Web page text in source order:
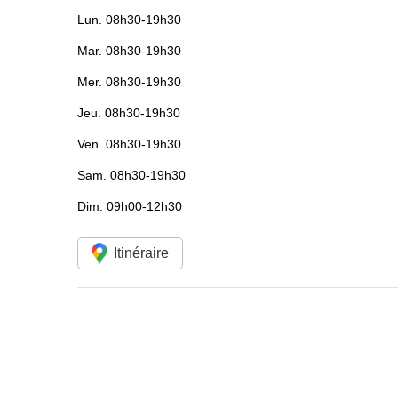
Lun. 08h30-19h30
Mar. 08h30-19h30
Mer. 08h30-19h30
Jeu. 08h30-19h30
Ven. 08h30-19h30
Sam. 08h30-19h30
Dim. 09h00-12h30
Itinéraire